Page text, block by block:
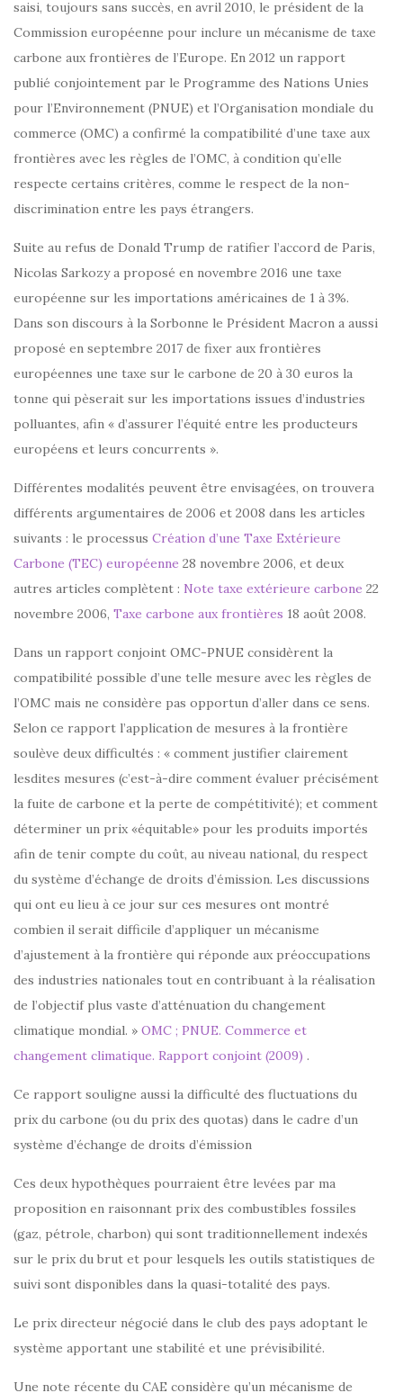
saisi, toujours sans succès, en avril 2010, le président de la
Commission européenne pour inclure un mécanisme de taxe
carbone aux frontières de l’Europe. En 2012 un rapport
publié conjointement par le Programme des Nations Unies
pour l’Environnement (PNUE) et l’Organisation mondiale du
commerce (OMC) a confirmé la compatibilité d’une taxe aux
frontières avec les règles de l’OMC, à condition qu’elle
respecte certains critères, comme le respect de la non-
discrimination entre les pays étrangers.
Suite au refus de Donald Trump de ratifier l’accord de Paris,
Nicolas Sarkozy a proposé en novembre 2016 une taxe
européenne sur les importations américaines de 1 à 3%.
Dans son discours à la Sorbonne le Président Macron a aussi
proposé en septembre 2017 de fixer aux frontières
européennes une taxe sur le carbone de 20 à 30 euros la
tonne qui pèserait sur les importations issues d’industries
polluantes, afin « d’assurer l’équité entre les producteurs
européens et leurs concurrents ».
Différentes modalités peuvent être envisagées, on trouvera
différents argumentaires de 2006 et 2008 dans les articles
suivants : le processus Création d’une Taxe Extérieure
Carbone (TEC) européenne 28 novembre 2006, et deux
autres articles complètent : Note taxe extérieure carbone 22
novembre 2006, Taxe carbone aux frontières 18 août 2008.
Dans un rapport conjoint OMC-PNUE considèrent la
compatibilité possible d’une telle mesure avec les règles de
l’OMC mais ne considère pas opportun d’aller dans ce sens.
Selon ce rapport l’application de mesures à la frontière
soulève deux difficultés : « comment justifier clairement
lesdites mesures (c’est-à-dire comment évaluer précisément
la fuite de carbone et la perte de compétitivité); et comment
déterminer un prix «équitable» pour les produits importés
afin de tenir compte du coût, au niveau national, du respect
du système d’échange de droits d’émission. Les discussions
qui ont eu lieu à ce jour sur ces mesures ont montré
combien il serait difficile d’appliquer un mécanisme
d’ajustement à la frontière qui réponde aux préoccupations
des industries nationales tout en contribuant à la réalisation
de l’objectif plus vaste d’atténuation du changement
climatique mondial. » OMC ; PNUE. Commerce et
changement climatique. Rapport conjoint (2009) .
Ce rapport souligne aussi la difficulté des fluctuations du
prix du carbone (ou du prix des quotas) dans le cadre d’un
système d’échange de droits d’émission
Ces deux hypothèques pourraient être levées par ma
proposition en raisonnant prix des combustibles fossiles
(gaz, pétrole, charbon) qui sont traditionnellement indexés
sur le prix du brut et pour lesquels les outils statistiques de
suivi sont disponibles dans la quasi-totalité des pays.
Le prix directeur négocié dans le club des pays adoptant le
système apportant une stabilité et une prévisibilité.
Une note récente du CAE considère qu’un mécanisme de